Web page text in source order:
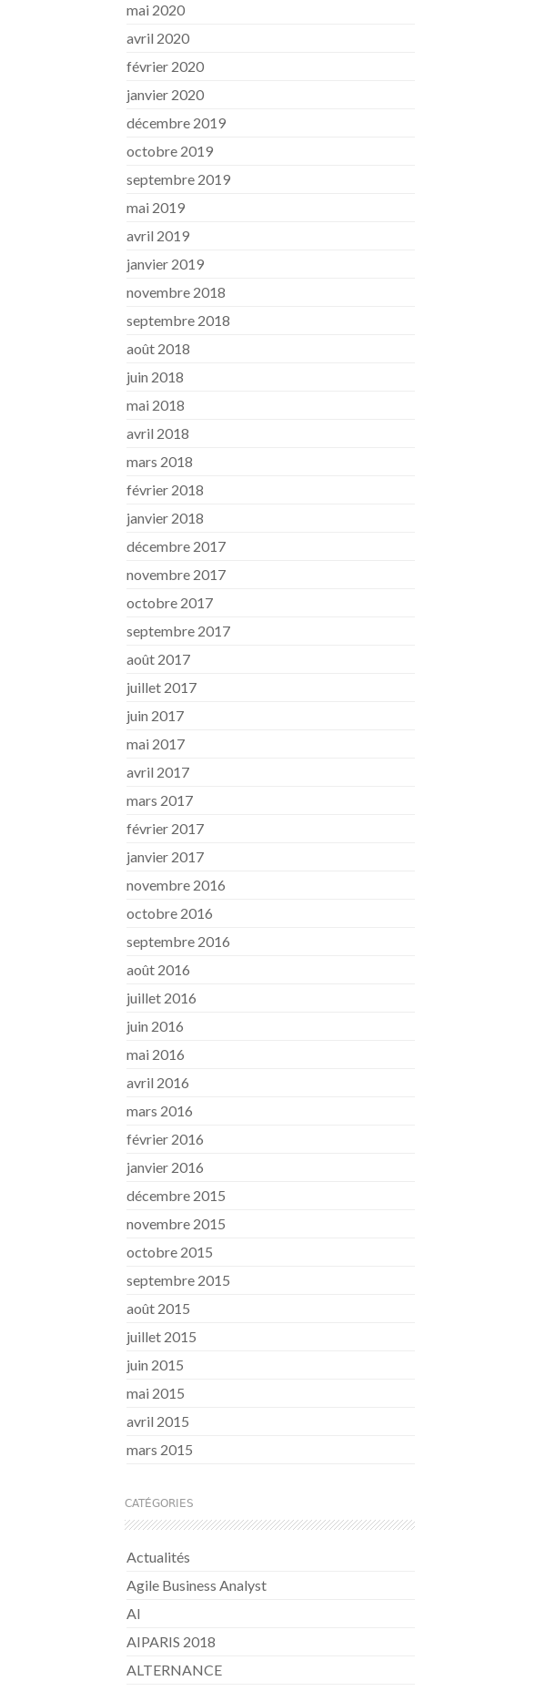
mai 2020
avril 2020
février 2020
janvier 2020
décembre 2019
octobre 2019
septembre 2019
mai 2019
avril 2019
janvier 2019
novembre 2018
septembre 2018
août 2018
juin 2018
mai 2018
avril 2018
mars 2018
février 2018
janvier 2018
décembre 2017
novembre 2017
octobre 2017
septembre 2017
août 2017
juillet 2017
juin 2017
mai 2017
avril 2017
mars 2017
février 2017
janvier 2017
novembre 2016
octobre 2016
septembre 2016
août 2016
juillet 2016
juin 2016
mai 2016
avril 2016
mars 2016
février 2016
janvier 2016
décembre 2015
novembre 2015
octobre 2015
septembre 2015
août 2015
juillet 2015
juin 2015
mai 2015
avril 2015
mars 2015
CATÉGORIES
Actualités
Agile Business Analyst
AI
AIPARIS 2018
ALTERNANCE